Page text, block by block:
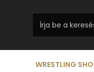
WRESTLING